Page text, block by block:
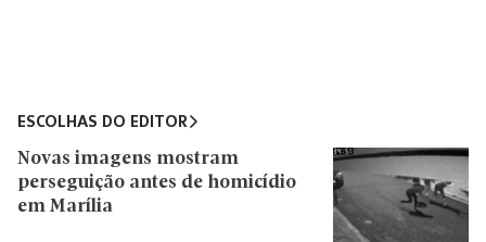
ESCOLHAS DO EDITOR
Novas imagens mostram
perseguição antes de homicídio
em Marília